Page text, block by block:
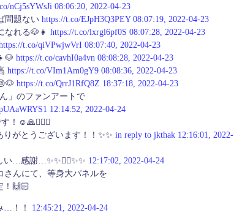
nCj5sYWsJi 08:06:20, 2022-04-23
問題ない https://t.co/EJpH3Q3PEY 08:07:19, 2022-04-23
なれる🐶👧 https://t.co/lxrgl6pf0S 08:07:28, 2022-04-23
t.co/qiVPwjwVrI 08:07:40, 2022-04-23
https://t.co/cavhI0a4vn 08:08:28, 2022-04-23
https://t.co/VIm1Am0gY9 08:08:36, 2022-04-23
https://t.co/QrrJ1RfQ8Z 18:37:18, 2022-04-23
」のファンアートで
12:14:52, 2022-04-24
！☺️🙏🙇‍♀️✨
がとうございます！！✨✨ in reply to jkthak 12:16:01, 2022-
…感謝…✨✨🙇‍♀️✨✨ 12:17:02, 2022-04-24
さんにて、等身大パネルを
！🙌🏻
…！！ 12:45:21, 2022-04-24